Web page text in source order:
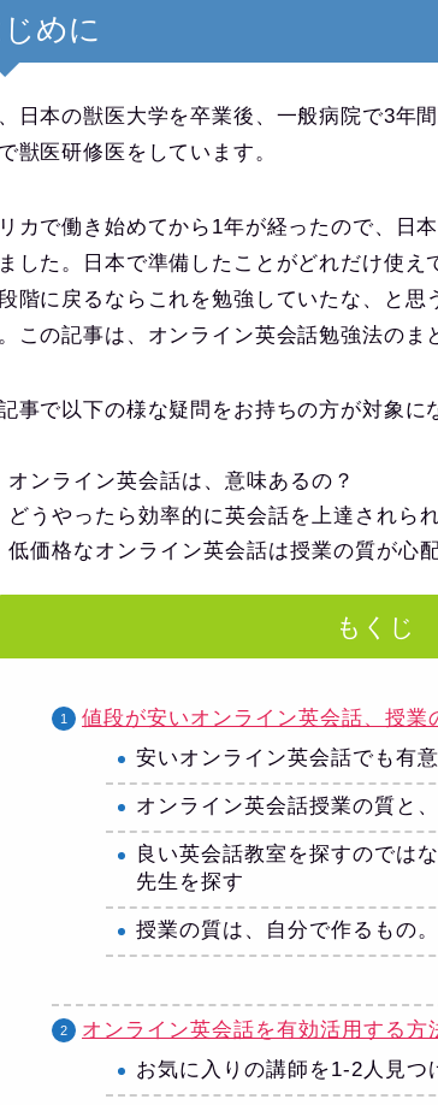
めに
日本の獣医大学を卒業後、一般病院で3年
獣医研修医をしています。
カで働き始めてから1年が経ったので、日
した。日本で準備したことがどれだけ使え
階に戻るならこれを勉強していたな、と思
この記事は、オンライン英会話勉強法のま
事で以下の様な疑問をお持ちの方が対象に
オンライン英会話は、意味あるの？
どうやったら効率的に英会話を上達されら
低価格なオンライン英会話は授業の質が心
もくじ
値段が安いオンライン英会話、授業
安いオンライン英会話でも有意
オンライン英会話授業の質と
良い英会話教室を探すのでは
先生を探す
授業の質は、自分で作るもの
オンライン英会話を有効活用する方
お気に入りの講師を1-2人見つ